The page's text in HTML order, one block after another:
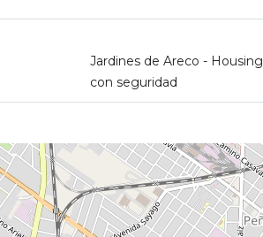
Jardines de Areco - Housing
con seguridad